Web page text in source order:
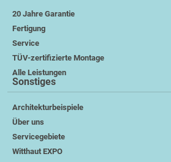
20 Jahre Garantie
Fertigung
Service
TÜV-zertifizierte Montage
Alle Leistungen
Sonstiges
Architekturbeispiele
Über uns
Servicegebiete
Witthaut EXPO